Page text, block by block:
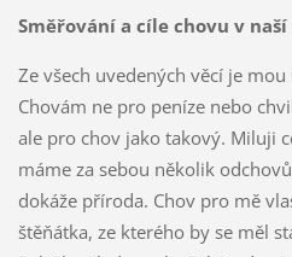
Směřování a cíle chovu v
Ze všech uvedených věcí je
Chovám ne pro peníze nebo
ale pro chov jako takový. Miluji
máme za sebou několik
dokáže příroda. Chov pro mě
štěňátka, ze kterého by se měl